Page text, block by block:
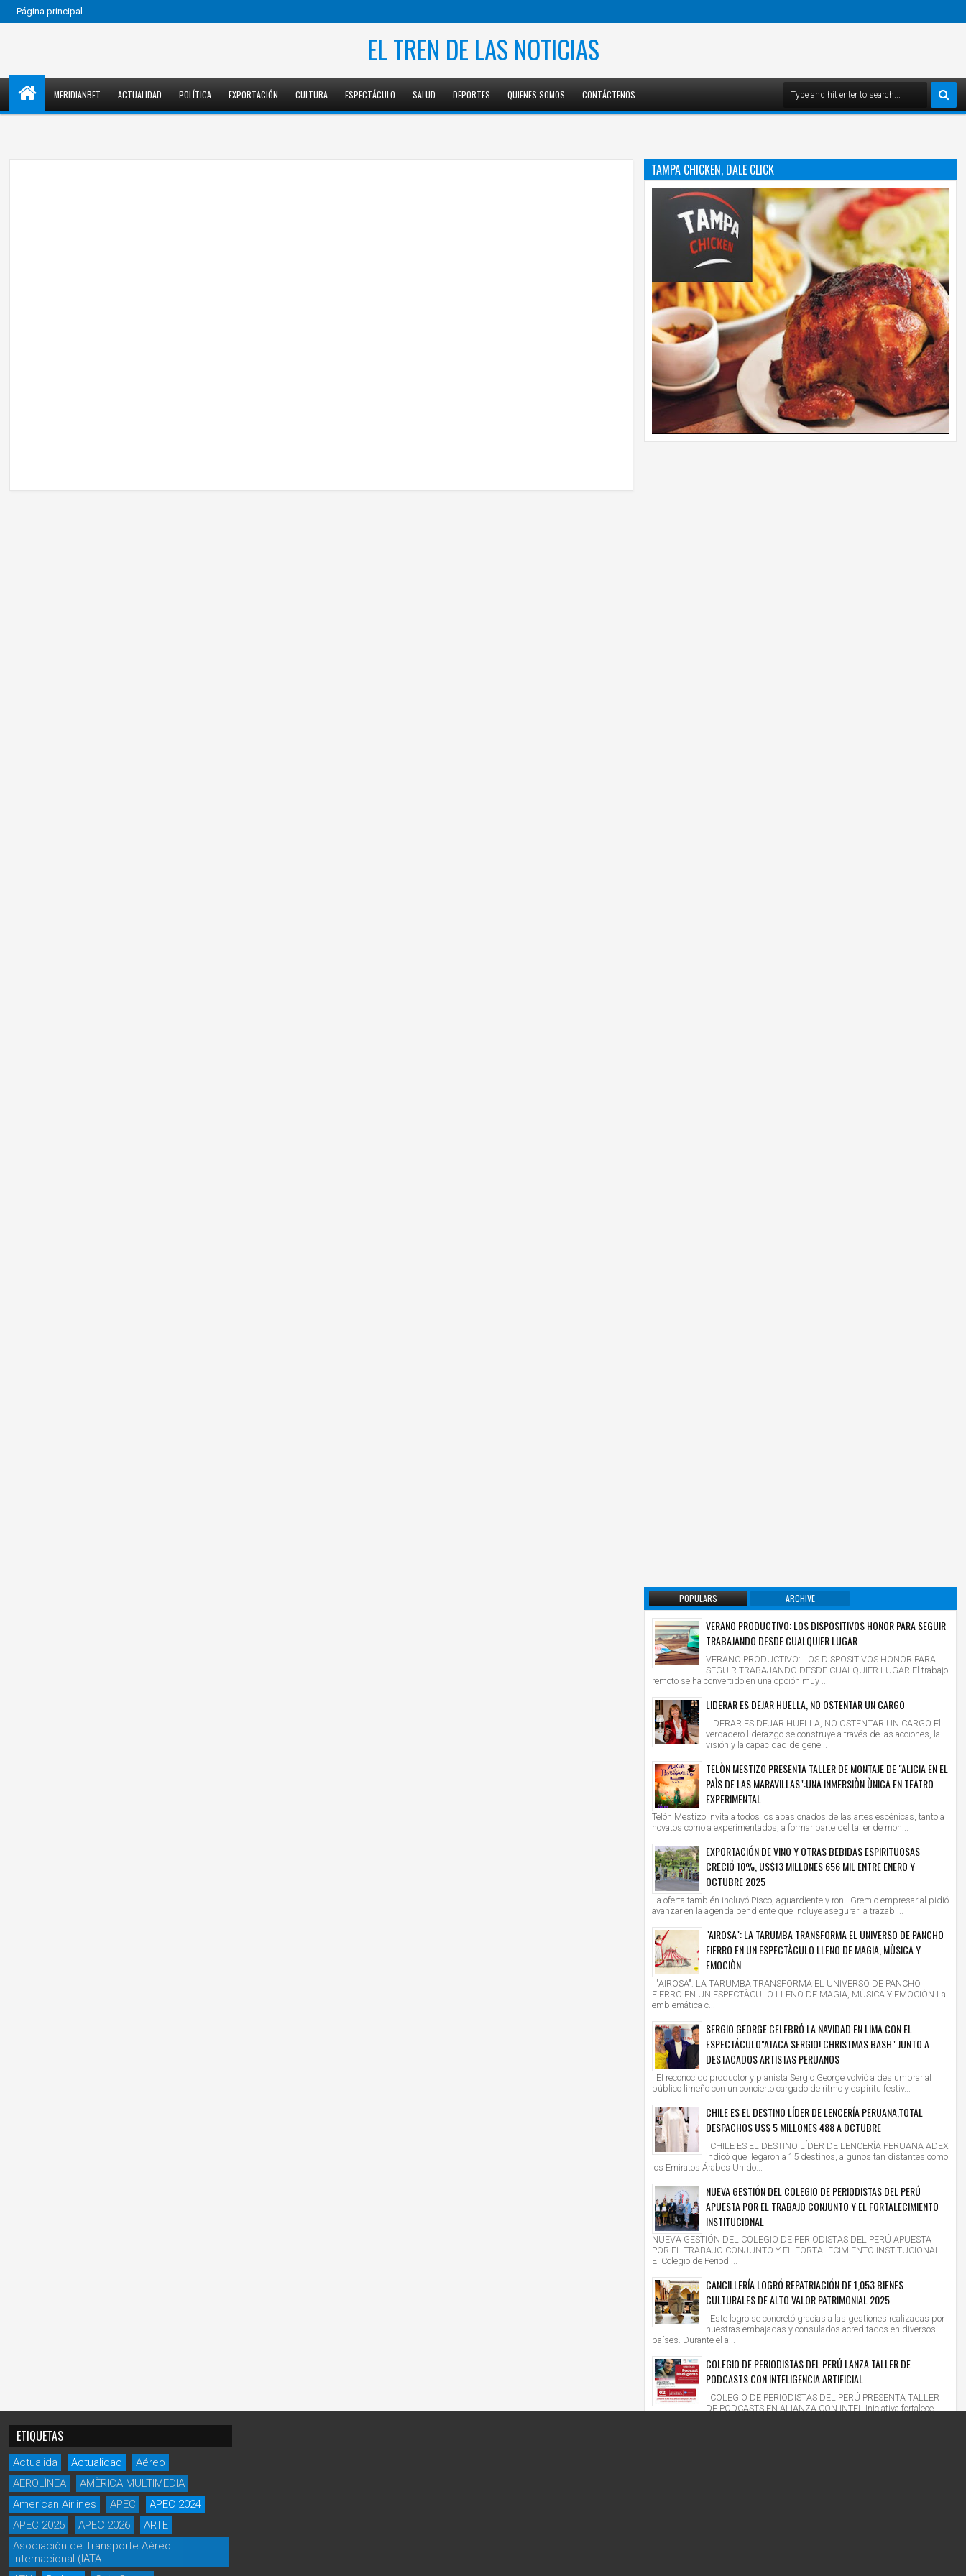
Página principal
EL TREN DE LAS NOTICIAS
MERIDIANBET ACTUALIDAD POLÍTICA EXPORTACIÓN CULTURA ESPECTÁCULO SALUD DEPORTES QUIENES SOMOS CONTÁCTENOS
TAMPA CHICKEN, DALE CLICK
POPULARS ARCHIVE
VERANO PRODUCTIVO: LOS DISPOSITIVOS HONOR PARA SEGUIR
TRABAJANDO DESDE CUALQUIER LUGAR
VERANO PRODUCTIVO: LOS DISPOSITIVOS HONOR PARA
SEGUIR TRABAJANDO DESDE CUALQUIER LUGAR El trabajo
remoto se ha convertido en una opción muy ...
LIDERAR ES DEJAR HUELLA, NO OSTENTAR UN CARGO
LIDERAR ES DEJAR HUELLA, NO OSTENTAR UN CARGO El
verdadero liderazgo se construye a través de las acciones, la
visión y la capacidad de gene...
TELÒN MESTIZO PRESENTA TALLER DE MONTAJE DE "ALICIA EN EL
PAÌS DE LAS MARAVILLAS":UNA INMERSIÒN ÙNICA EN TEATRO
EXPERIMENTAL
Telón Mestizo invita a todos los apasionados de las artes escénicas, tanto a
novatos como a experimentados, a formar parte del taller de mon...
EXPORTACIÓN DE VINO Y OTRAS BEBIDAS ESPIRITUOSAS
CRECIÓ 10%, US$13 MILLONES 656 MIL ENTRE ENERO Y
OCTUBRE 2025
La oferta también incluyó Pisco, aguardiente y ron. Gremio empresarial pidió
avanzar en la agenda pendiente que incluye asegurar la trazabi...
"AIROSA": LA TARUMBA TRANSFORMA EL UNIVERSO DE PANCHO
FIERRO EN UN ESPECTÀCULO LLENO DE MAGIA, MÙSICA Y
EMOCIÒN
"AIROSA": LA TARUMBA TRANSFORMA EL UNIVERSO DE PANCHO
FIERRO EN UN ESPECTÀCULO LLENO DE MAGIA, MÙSICA Y EMOCIÒN La
emblemática c...
SERGIO GEORGE CELEBRÓ LA NAVIDAD EN LIMA CON EL
ESPECTÁCULO"ATACA SERGIO! CHRISTMAS BASH" JUNTO A
DESTACADOS ARTISTAS PERUANOS
El reconocido productor y pianista Sergio George volvió a deslumbrar al
público limeño con un concierto cargado de ritmo y espíritu festiv...
CHILE ES EL DESTINO LÍDER DE LENCERÍA PERUANA,TOTAL
DESPACHOS US$ 5 MILLONES 488 A OCTUBRE
CHILE ES EL DESTINO LÍDER DE LENCERÍA PERUANA ADEX
indicó que llegaron a 15 destinos, algunos tan distantes como
los Emiratos Árabes Unido...
NUEVA GESTIÓN DEL COLEGIO DE PERIODISTAS DEL PERÚ
APUESTA POR EL TRABAJO CONJUNTO Y EL FORTALECIMIENTO
INSTITUCIONAL
NUEVA GESTIÓN DEL COLEGIO DE PERIODISTAS DEL PERÚ APUESTA
POR EL TRABAJO CONJUNTO Y EL FORTALECIMIENTO INSTITUCIONAL
El Colegio de Periodi...
CANCILLERÍA LOGRÓ REPATRIACIÓN DE 1,053 BIENES
CULTURALES DE ALTO VALOR PATRIMONIAL 2025
Este logro se concretó gracias a las gestiones realizadas por
nuestras embajadas y consulados acreditados en diversos
países. Durante el a...
COLEGIO DE PERIODISTAS DEL PERÚ LANZA TALLER DE
PODCASTS CON INTELIGENCIA ARTIFICIAL
COLEGIO DE PERIODISTAS DEL PERÚ PRESENTA TALLER
DE PODCASTS EN ALIANZA CON INTEL Iniciativa fortalece
ETIQUETAS
Actualida Actualidad
Aéreo
AEROLÌNEA
AMÈRICA MULTIMEDIA
American Airlines
APEC
APEC 2024
APEC 2025
APEC 2026
ARTE
Asociación de Transporte Aéreo
Internacional (IATA